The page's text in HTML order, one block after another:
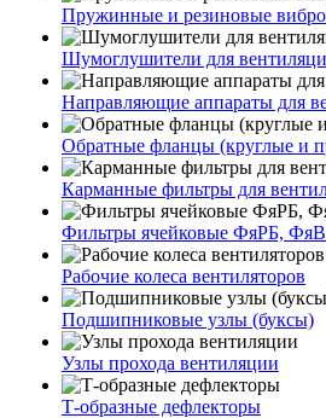
Пружинные и резиновые
Шумоглушители для
Направляющие аппараты для
Обратные фланцы (круглые и
Карманные фильтры для
Фильтры ячейковые ФяРБ,
Рабочие колеса вентиляторов
Подшипниковые узлы (буксы)
Узлы прохода вентиляции
Т-образные дефлекторы